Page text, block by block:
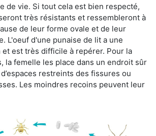
de vie. Si tout cela est bien respecté,
très résistants et ressembleront à
de leur forme ovale et de leur
L'oeuf d'une punaise de lit a une
et est très difficile à repérer. Pour la
la femelle les place dans un endroit sûr
restreints des fissures ou
Les moindres recoins peuvent leur